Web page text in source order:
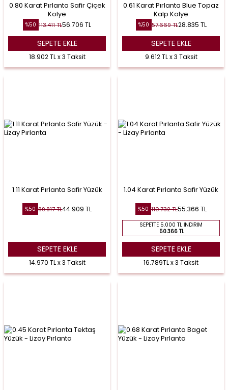
0.80 Karat Pırlanta Safir Çiçek
Kolye
%50 113.411TL56.706 TL
SEPETE EKLE
18.902 TL x 3 Taksit
0.61 Karat Pırlanta Blue Topaz
Kalp Kolye
%50 57.669TL28.835 TL
SEPETE EKLE
9.612 TL x 3 Taksit
1.11 Karat Pırlanta Safir Yüzük
%50 89.817TL44.909 TL
SEPETE EKLE
14.970 TL x 3 Taksit
1.04 Karat Pırlanta Safir Yüzük
%50 110.732TL55.366 TL
SEPETTE 5.000 TL İNDIRIM
50.366 TL
SEPETE EKLE
16.789TL x 3 Taksit